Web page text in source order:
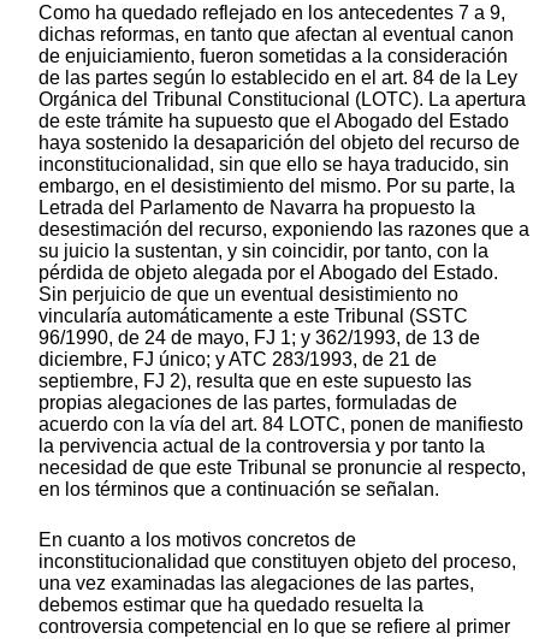
Como ha quedado reflejado en los antecedentes 7 a 9,
dichas reformas, en tanto que afectan al eventual canon
de enjuiciamiento, fueron sometidas a la consideración
de las partes según lo establecido en el art. 84 de la Ley
Orgánica del Tribunal Constitucional (LOTC). La apertura
de este trámite ha supuesto que el Abogado del Estado
haya sostenido la desaparición del objeto del recurso de
inconstitucionalidad, sin que ello se haya traducido, sin
embargo, en el desistimiento del mismo. Por su parte, la
Letrada del Parlamento de Navarra ha propuesto la
desestimación del recurso, exponiendo las razones que a
su juicio la sustentan, y sin coincidir, por tanto, con la
pérdida de objeto alegada por el Abogado del Estado.
Sin perjuicio de que un eventual desistimiento no
vincularía automáticamente a este Tribunal (SSTC
96/1990, de 24 de mayo, FJ 1; y 362/1993, de 13 de
diciembre, FJ único; y ATC 283/1993, de 21 de
septiembre, FJ 2), resulta que en este supuesto las
propias alegaciones de las partes, formuladas de
acuerdo con la vía del art. 84 LOTC, ponen de manifiesto
la pervivencia actual de la controversia y por tanto la
necesidad de que este Tribunal se pronuncie al respecto,
en los términos que a continuación se señalan.
En cuanto a los motivos concretos de
inconstitucionalidad que constituyen objeto del proceso,
una vez examinadas las alegaciones de las partes,
debemos estimar que ha quedado resuelta la
controversia competencial en lo que se refiere al primer